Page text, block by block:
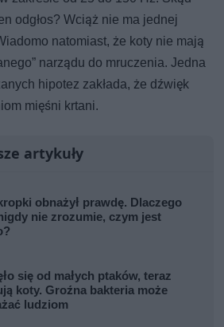
odgłos? Wciąż nie ma jednej
natomiast, że koty nie mają
narządu do mruczenia. Jedna
hipotez zakłada, że dźwięk
mięśni krtani.
artykuły
obnażył prawdę. Dlaczego
nie zrozumie, czym jest
się od małych ptaków, teraz
koty. Groźna bakteria może
ludziom